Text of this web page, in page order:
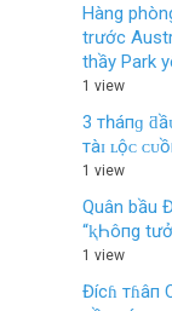
Hàng
trước
thầy Park
1 view
3 тһáпɡ
тàɪ ʟộᴄ
1 view
Quân bầu
“ⱪҺôпg
1 view
Đícɦ тɦâп